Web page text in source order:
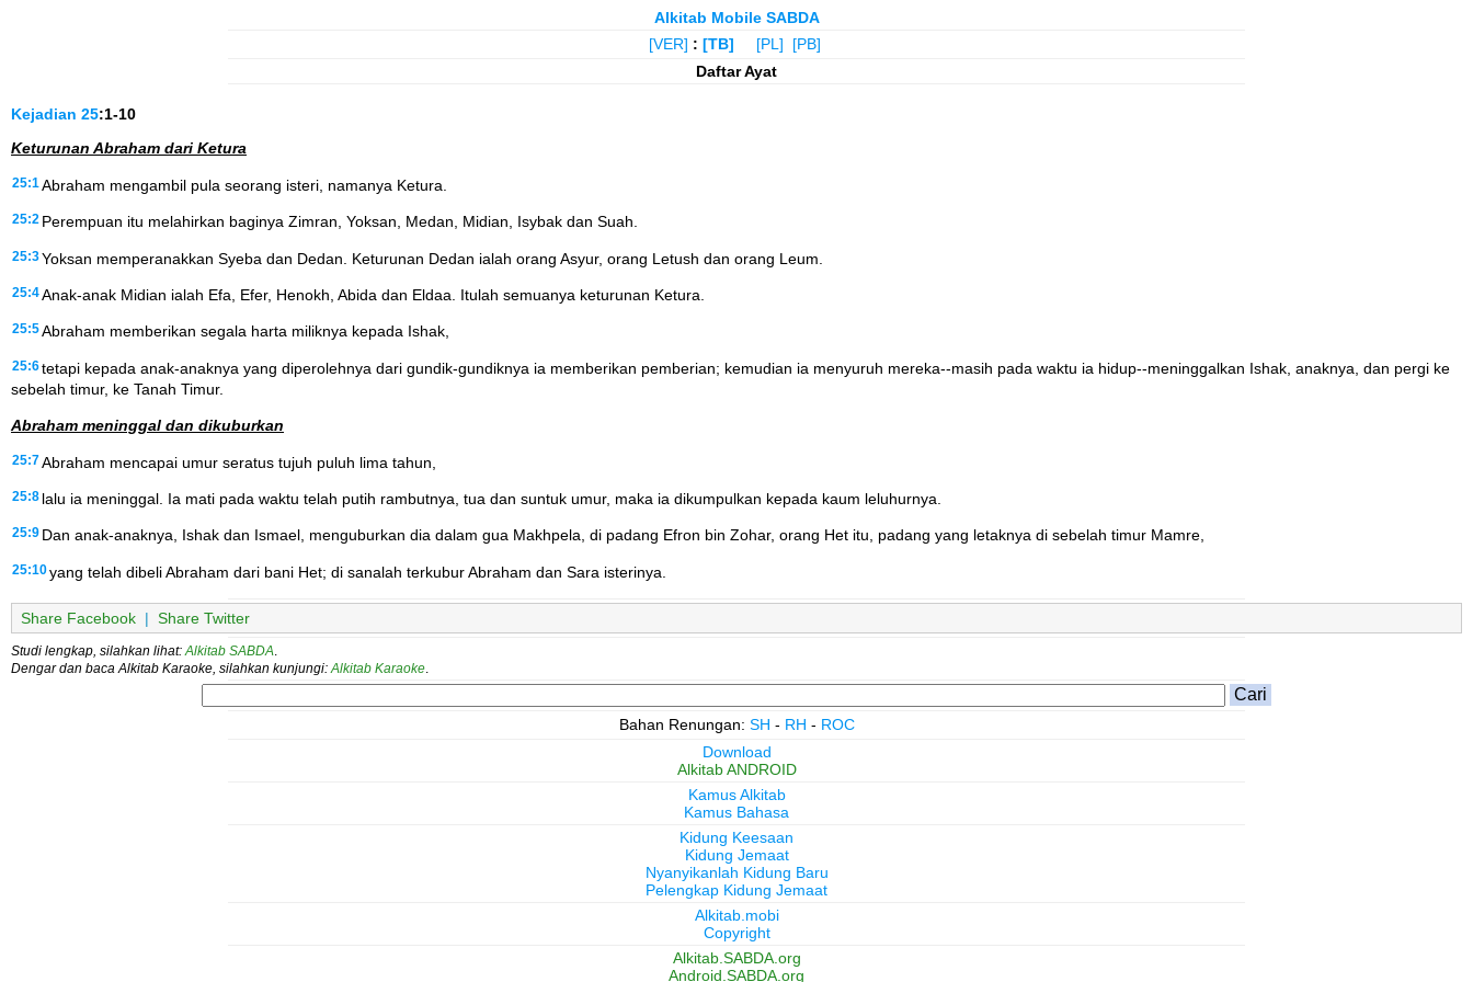
Alkitab Mobile SABDA
[VER] : [TB] [PL]
[PB]
Daftar Ayat
Kejadian 25:1-10
Keturunan Abraham dari Ketura
25:1 Abraham mengambil pula seorang isteri, namanya Ketura.
25:2 Perempuan itu melahirkan baginya Zimran, Yoksan, Medan, Midian, Isybak dan Suah.
25:3Yoksan memperanakkan Syeba dan Dedan. Keturunan Dedan ialah orang Asyur, orang Letush dan orang Leum.
25:4Anak-anak Midian ialah Efa, Efer, Henokh, Abida dan Eldaa. Itulah semuanya keturunan Ketura.
25:5Abraham memberikan segala harta miliknya kepada Ishak,
25:6tetapi kepada anak-anaknya yang diperolehnya dari gundik-gundiknya ia memberikan pemberian; kemudian ia menyuruh mereka--masih pada waktu ia hidup--meninggalkan Ishak, anaknya, dan pergi ke
sebelah timur, ke Tanah Timur.
Abraham meninggal dan dikuburkan
25:7Abraham mencapai umur seratus tujuh puluh lima tahun,
25:8 lalu ia meninggal. Ia mati pada waktu telah putih rambutnya, tua dan suntuk umur, maka ia dikumpulkan kepada kaum leluhurnya.
25:9 Dan anak-anaknya, Ishak dan Ismael, menguburkan dia dalam gua Makhpela, di padang Efron bin Zohar, orang Het itu, padang yang letaknya di sebelah timur Mamre,
25:10yang telah dibeli Abraham dari bani Het; di sanalah terkubur Abraham dan Sara isterinya.
Share Facebook | Share Twitter
Studi lengkap, silahkan lihat: Alkitab SABDA
Dengar dan baca Alkitab Karaoke, silahkan kunjungi: Alkitab Karaoke
Bahan Renungan: SH - RH - ROC
Download
Alkitab ANDROID
Kamus Alkitab
Kamus Bahasa
Kidung Keesaan
Kidung Jemaat
Nyanyikanlah Kidung Baru
Pelengkap Kidung Jemaat
Alkitab.mobi
Copyright
Alkitab.SABDA.org
Android.SABDA.org